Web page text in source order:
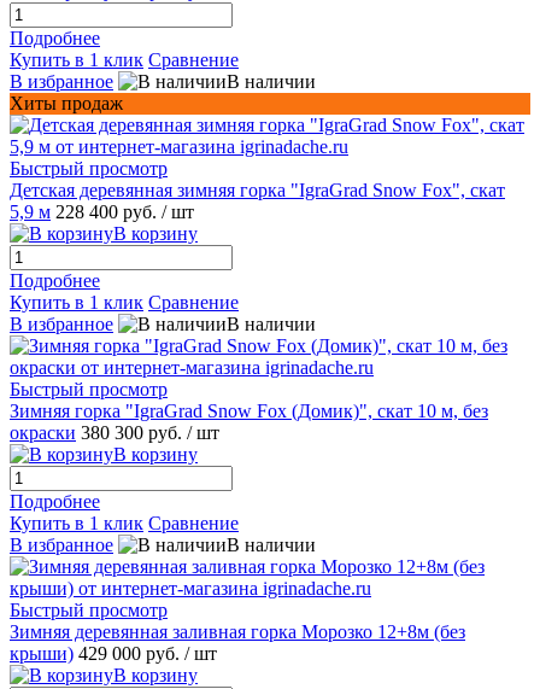
Подробнее
Купить в 1 клик Сравнение
В избранное
В наличии
Хиты продаж
Быстрый просмотр
Детская деревянная зимняя горка "IgraGrad Snow Fox", скат
5,9 м 228 400 руб. / шт
В корзину
Подробнее
Купить в 1 клик Сравнение
В избранное
В наличии
Быстрый просмотр
Зимняя горка "IgraGrad Snow Fox (Домик)", скат 10 м, без
окраски 380 300 руб. / шт
В корзину
Подробнее
Купить в 1 клик Сравнение
В избранное
В наличии
Быстрый просмотр
Зимняя деревянная заливная горка Морозко 12+8м (без
крыши) 429 000 руб. / шт
В корзину